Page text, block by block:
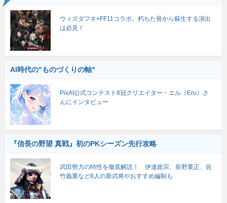
ウィズダフネ×FF11コラボ。朽ちた骨から蘇生する演出
は必見！
AI時代の"ものづくりの軸"
PixAI公式コンテスト8冠クリエイター・エル（Eru）さ
んにインタビュー
『信長の野望 真戦』初のPKシーズン先行攻略
武田勢力の特性を徹底解説！ 伊達政宗、長野業正、佐
竹義重など8人の新武将やおすすめ編制も